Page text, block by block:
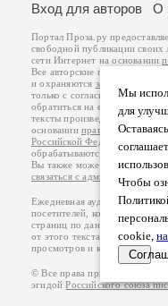
Мы
для
Чтобы
cookie,
Вход для авторов
О
Портал Проза.ру
свободной публикации своих
сети Интернет на основании
Все авторские права на
и охраняются законом
.
только с согласия его
обратиться на его авторской
тексты произведений авторы
основанииправил публикации
Российской Федерации
обрабатываются на
Вы также можете
связаться с администрацией
Ежедневная аудитория
посетителей, которые в
страниц по данным счетчика
от этого текста. В каждой
просмотров и количество
© Все права принадлежат
эгидойРоссийского союза